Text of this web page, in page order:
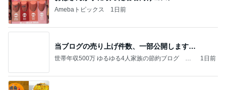
Amebaトピックス 1日前
当ブログの売り上げ件数、一部公開します…
世帯年収500万 ゆるゆる4人家族の節約ブログ 〜
1日前